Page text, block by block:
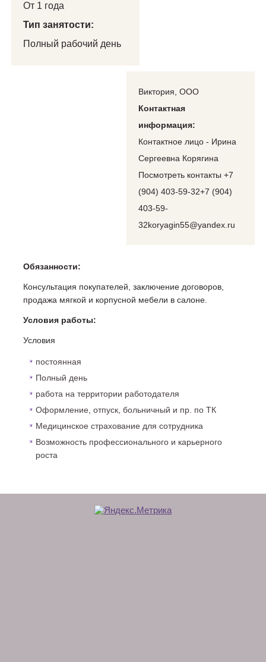
От 1 года
Тип занятости:
Полный рабочий день
Виктория, ООО
Контактная
информация:
Контактное лицо - Ирина
Сергеевна Корягина
Посмотреть контакты +7
(904) 403-59-32+7 (904)
403-59-
32koryagin55@yandex.ru
Обязанности:
Консультация покупателей, заключение договоров,
продажа мягкой и корпусной мебели в салоне.
Условия работы:
Условия
постоянная
Полный день
работа на территории работодателя
Оформление, отпуск, больничный и пр. по ТК
Медицинское страхование для сотрудника
Возможность профессионального и карьерного
роста